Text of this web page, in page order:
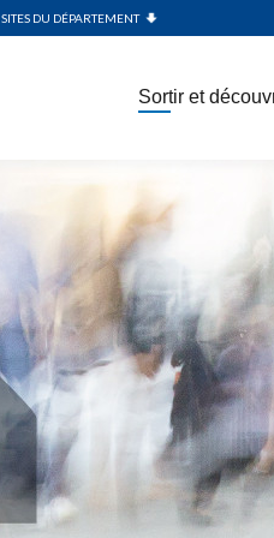
SITES DU DÉPARTEMENT
Sortir et